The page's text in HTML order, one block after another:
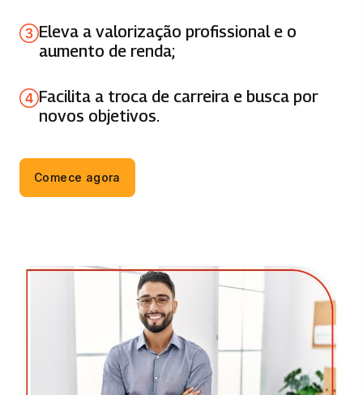
MATEMÁTICA FINANCEIRA
66 horas
GERENCIAMENTO DE PROJETOS
33 horas
GESTAO DE SISTEMAS DE INFORMACAO
ORGANIZAÇÃO E QUALIDADE NA
PLANEJAMENTO E GESTÃO
Eleva a valorização profissional e o
aumento de renda;
Facilita a troca de carreira e busca por
novos objetivos.
Comece agora